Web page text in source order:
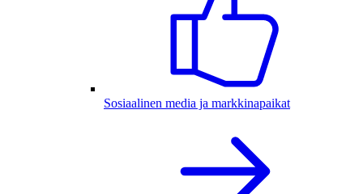
Sosiaalinen media ja markkinapaikat